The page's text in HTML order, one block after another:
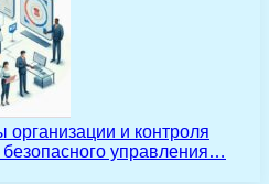
организации и контроля
управления…